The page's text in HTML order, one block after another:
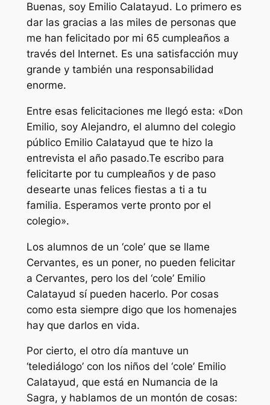
Buenas, soy Emilio Calatayud. Lo primero es
dar las gracias a las miles de personas que
me han felicitado por mi 65 cumpleaños a
través del Internet. Es una satisfacción muy
grande y también una responsabilidad
enorme.
Entre esas felicitaciones me llegó esta: «Don
Emilio, soy Alejandro, el alumno del colegio
público Emilio Calatayud que te hizo la
entrevista el año pasado.Te escribo para
felicitarte por tu cumpleaños y de paso
desearte unas felices fiestas a ti a tu
familia. Esperamos verte pronto por el
colegio».
Los alumnos de un ‘cole’ que se llame
Cervantes, es un poner, no pueden felicitar
a Cervantes, pero los del ‘cole’ Emilio
Calatayud sí pueden hacerlo. Por cosas
como esta siempre digo que los homenajes
hay que darlos en vida.
Por cierto, el otro día mantuve un
‘telediálogo’ con los niños del ‘cole’ Emilio
Calatayud, que está en Numancia de la
Sagra, y hablamos de un montón de cosas: